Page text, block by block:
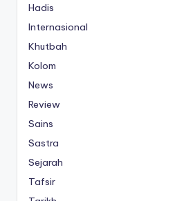
Hadis
Internasional
Khutbah
Kolom
News
Review
Sains
Sastra
Sejarah
Tafsir